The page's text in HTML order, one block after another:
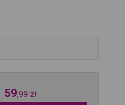
59,99 zł